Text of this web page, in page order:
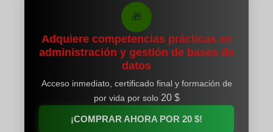
🎁
Adquiere competencias prácticas en
administración y gestión de bases de
datos
Acceso inmediato, certificado final y formación de
por vida por solo 20 $
¡COMPRAR AHORA POR 20 $!